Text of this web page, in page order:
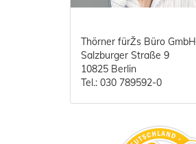
Thörner fürŽs Büro GmbH
Salzburger Straße 9
10825 Berlin
Tel.: 030 789592-0